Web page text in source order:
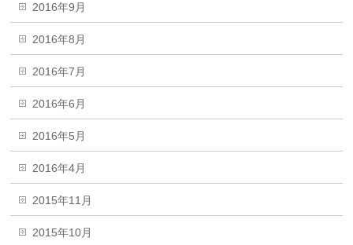
2016年9月
2016年8月
2016年7月
2016年6月
2016年5月
2016年4月
2015年11月
2015年10月